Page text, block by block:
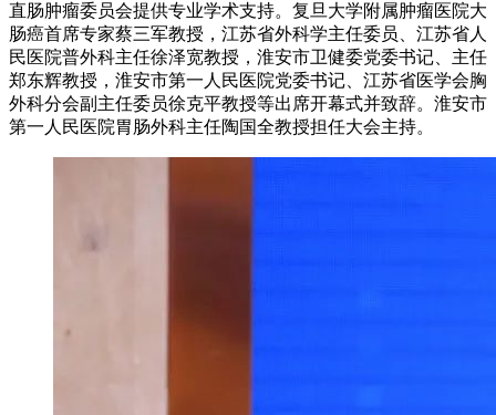
直肠肿瘤委员会提供专业学术支持。复旦大学附属肿瘤医院大
肠癌首席专家蔡三军教授，江苏省外科学主任委员、江苏省人
民医院普外科主任徐泽宽教授，淮安市卫健委党委书记、主任
郑东辉教授，淮安市第一人民医院党委书记、江苏省医学会胸
外科分会副主任委员徐克平教授等出席开幕式并致辞。淮安市
第一人民医院胃肠外科主任陶国全教授担任大会主持。